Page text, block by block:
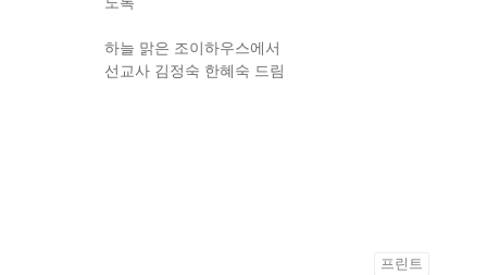
하늘 맑은 조이하우스에서
선교사 김정숙 한혜숙 드림
프린트